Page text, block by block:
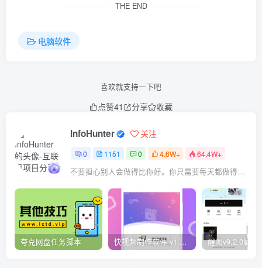
THE END
电脑软件
喜欢就支持一下吧
点赞41 分享 收藏
InfoHunter 关注
0 1151 0 4.6W+ 64.4W+
不要担心别人会做得比你好。你只需要每天都做得比前一天好就可以了
夸克网盘任务脚本 快视频制作软件 v1.1.1安卓版